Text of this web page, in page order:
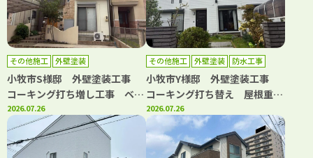
その他施工 外壁塗装
小牧市S様邸 外壁塗装工事
コーキング打ち増し工事 ベラ
ンダトップコート工事
2026.07.26
その他施工 外壁塗装 防水工事
小牧市Y様邸 外壁塗装工事
コーキング打ち替え 屋根重ね
葺き工事 ベランダ防水工事
水道管カバー取り換え工事
2026.07.26